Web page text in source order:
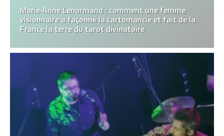
Marie‑Anne Lenormand : comment une femme
visionnaire a façonné la cartomancie et fait de la
France la terre du tarot divinatoire